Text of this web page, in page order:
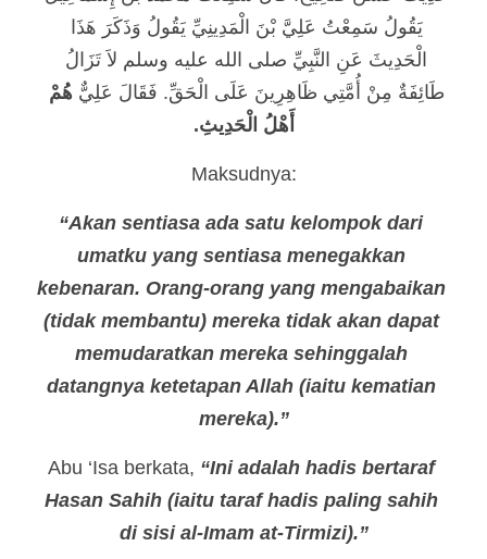
طَائِفَةٌ مِنْ أُمَّتِي ظَاهِرِينَ عَلَى الْحَقِّ‏.‏ فَقَالَ عَلِيٌّ
أَهْلُ الْحَدِيثِ‏.
Maksudnya:
“Akan sentiasa ada satu kelompok dari
umatku yang sentiasa menegakkan
kebenaran. Orang-orang yang mengabaikan
(tidak membantu) mereka tidak akan dapat
memudaratkan mereka sehinggalah
datangnya ketetapan Allah (iaitu kematian
mereka).”
Abu ‘Isa berkata, “Ini adalah hadis bertaraf
Hasan Sahih (iaitu taraf hadis paling sahih
di sisi al-Imam at-Tirmizi).”